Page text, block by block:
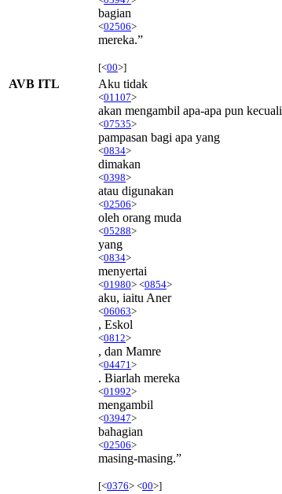
bagian
<02506>
mereka.”
[<00>]
AVB ITL Aku tidak
<01107>
akan mengambil apa-apa pun kecuali
<07535>
pampasan bagi apa yang
<0834>
dimakan
<0398>
atau digunakan
<02506>
oleh orang muda
<05288>
yang
<0834>
menyertai
<01980> <0854>
aku, iaitu Aner
<06063>
, Eskol
<0812>
, dan Mamre
<04471 >
. Biarlah mereka
<01992>
mengambil
<03947>
bahagian
<02506>
masing-masing.”
[<0376> <00>]